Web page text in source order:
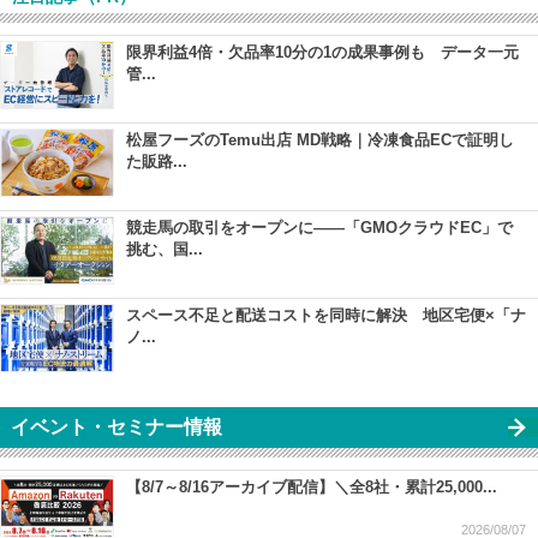
限界利益4倍・欠品率10分の1の成果事例も データ一元
管...
松屋フーズのTemu出店 MD戦略｜冷凍食品ECで証明し
た販路...
競走馬の取引をオープンに――「GMOクラウドEC」で
挑む、国...
スペース不足と配送コストを同時に解決 地区宅便×「ナ
ノ...
イベント・セミナー情報
【8/7～8/16アーカイブ配信】＼全8社・累計25,000...
2026/08/07